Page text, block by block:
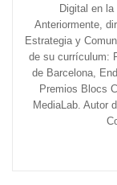
Digital en
Anteriormente,
Estrategia y
de su currículum:
de Barcelona,
Premios Blocs
MediaLab. Autor